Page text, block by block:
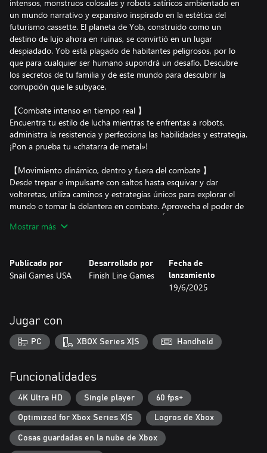
intensos, monstruos colosales y robots satíricos ambientado en
un mundo narrativo y expansivo inspirado en la estética del
futurismo cassette. El planeta de Yob, construido como un
destino de lujo ahora en ruinas, se convirtió en un lugar
despiadado. Yob está plagado de habitantes peligrosos, por lo
que para cualquier ser humano supondrá un desafío. Descubre
los secretos de tu familia y de este mundo para descubrir la
corrupción que le subyace.
【Combate intenso en tiempo real 】
Encuentra tu estilo de lucha mientras te enfrentas a robots,
administra la resistencia y perfecciona las habilidades y estrategia.
¡Pon a prueba tu «chatarra de metal»!
【Movimiento dinámico, dentro y fuera del combate 】
Desde trepar e impulsarte con saltos hasta esquivar y dar
volteretas, utiliza caminos y estrategias únicos para explorar el
mundo o tomar la delantera en combate. Aprovecha el poder de
tu guante espacial, conocido como el MITÓN, para impulsar,
golpear y dar patadas a objetos y enemigos.
¿Qué harías si te despertaras en un mundo completamente
nuevo?
Ayuda a Zoe a descubrir qué sucedió y a saber más sobre el
Mostrar más
Publicado por
Snail Games USA
Desarrollado por
Finish Line Games
Fecha de
lanzamiento
19/6/2025
Jugar con
PC XBOX Series X|S Handheld
Funcionalidades
4K Ultra HD Single player 60 fps+
Optimized for Xbox Series X|S Logros de Xbox
Cosas guardadas en la nube de Xbox